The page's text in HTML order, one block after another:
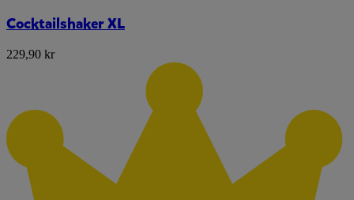
Cocktailshaker XL
229,90 kr